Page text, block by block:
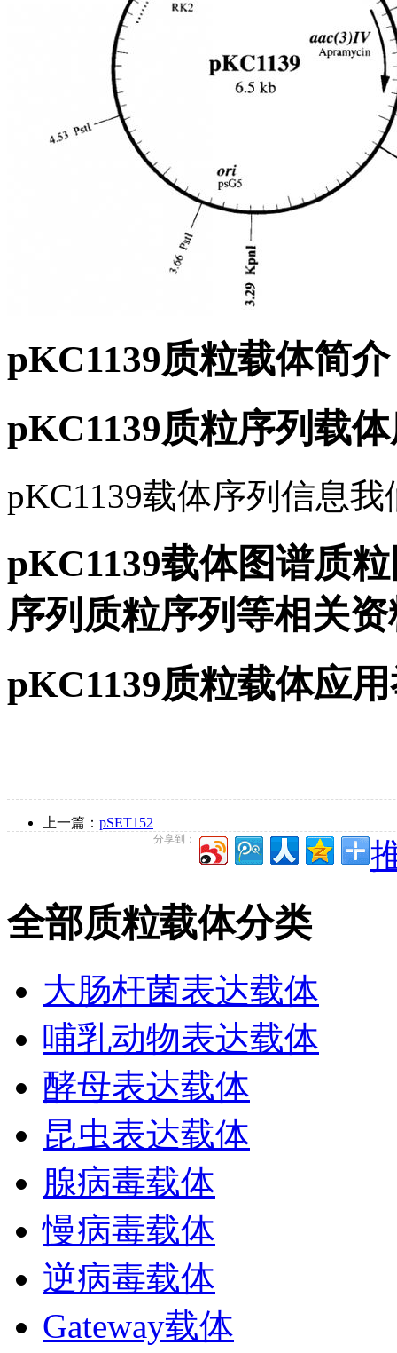
pKC1139质粒载体简介
pKC1139质粒序列载
pKC1139载体序列信息
pKC1139载体图谱质
序列质粒序列等相关
pKC1139质粒载体应
上一篇： pSET152
分享到：
全部质粒载体分类
大肠杆菌表达载体
哺乳动物表达载体
酵母表达载体
昆虫表达载体
腺病毒载体
慢病毒载体
逆病毒载体
Gateway载体